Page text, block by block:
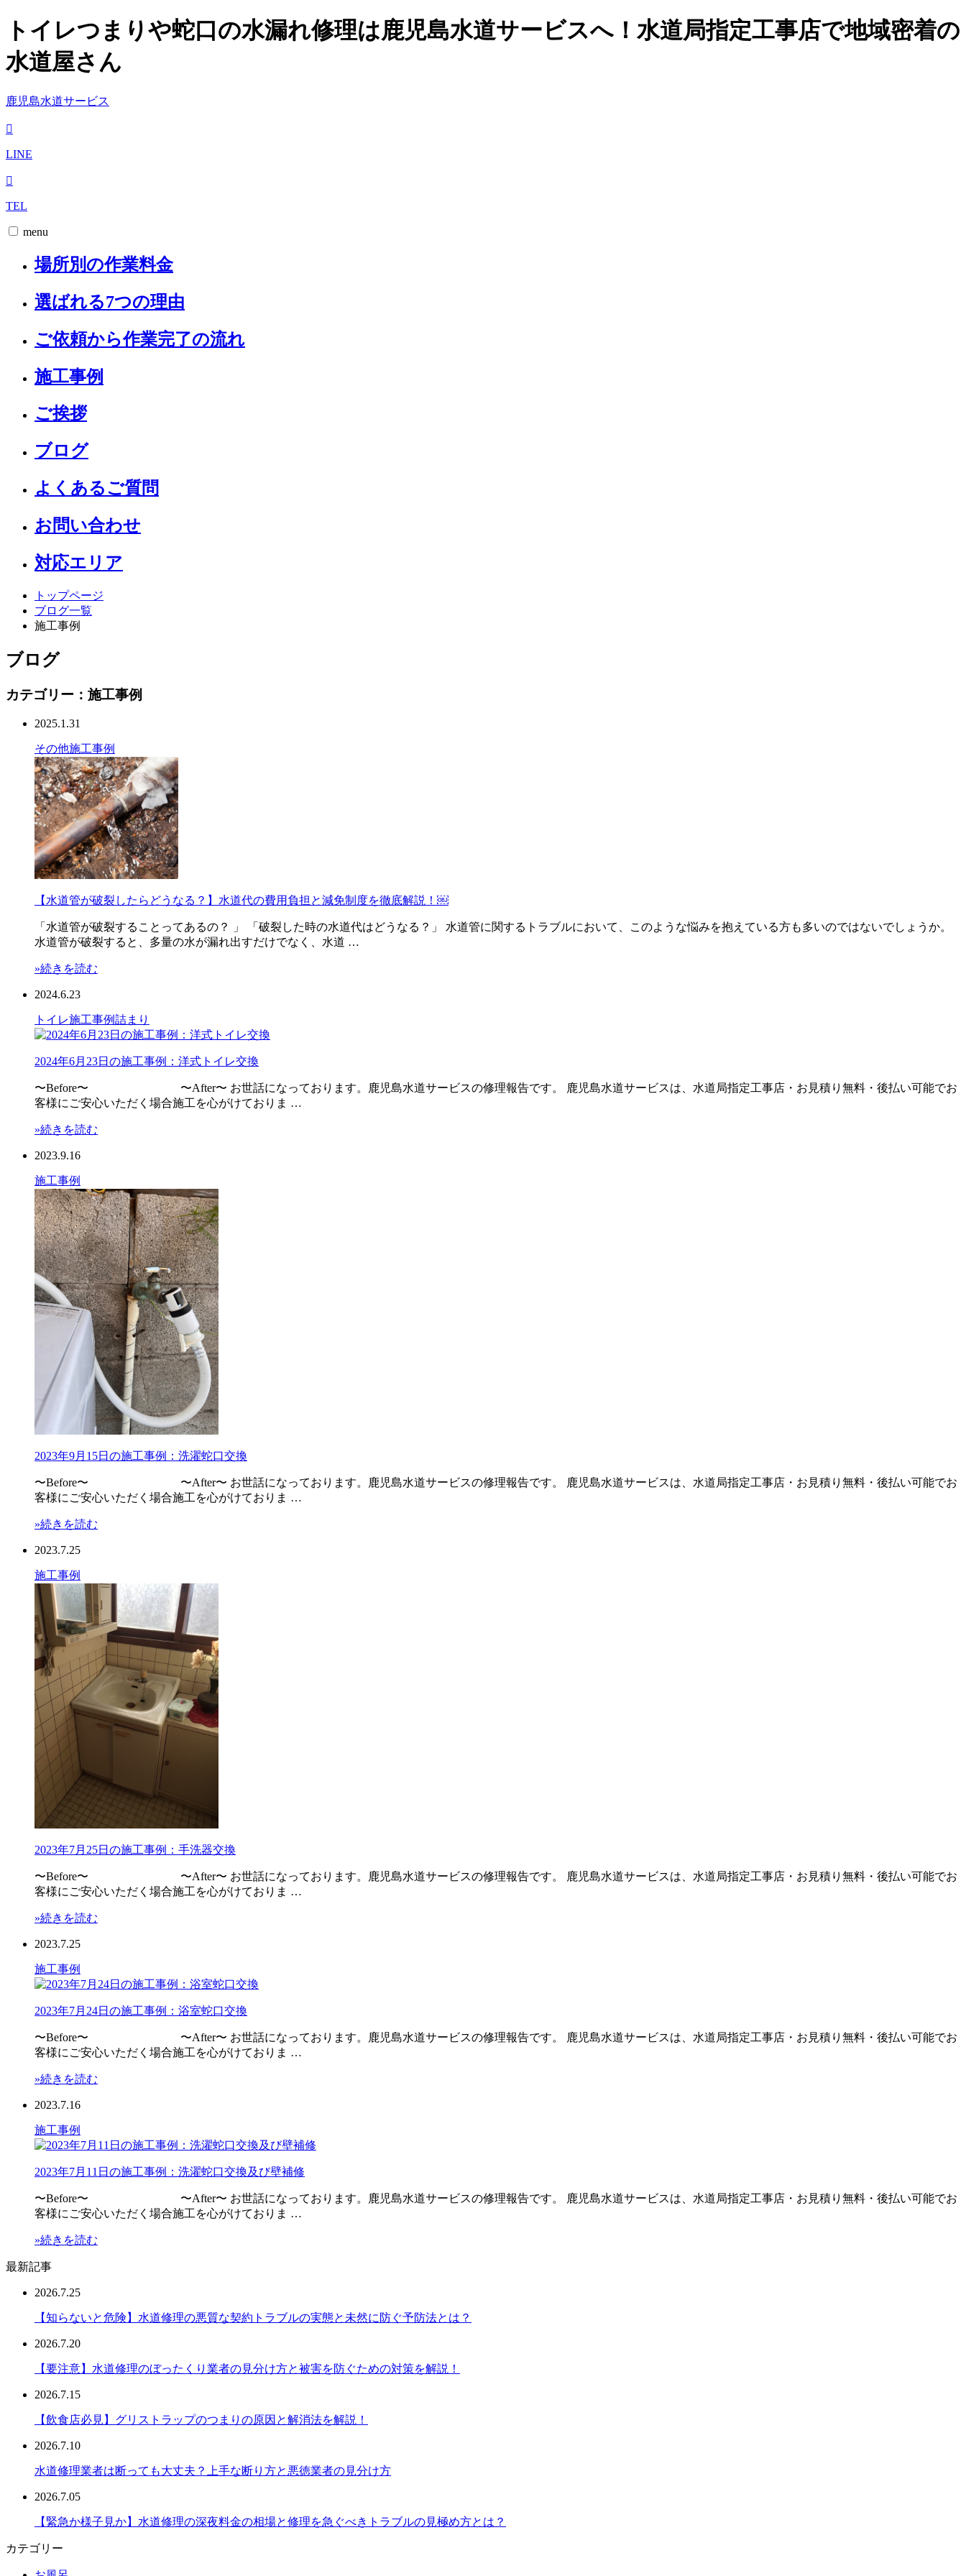
トイレつまりや蛇口の水漏れ修理は鹿児島水道サービスへ！水道局指定工事店で地域密着の
水道屋さん
鹿児島水道サービス
LINE
TEL
menu
場所別の作業料金
選ばれる7つの理由
ご依頼から作業完了の流れ
施工事例
ご挨拶
ブログ
よくあるご質問
お問い合わせ
対応エリア
トップページ
ブログ一覧
施工事例
ブログ
カテゴリー：施工事例
2025.1.31
その他施工事例
【水道管が破裂したらどうなる？】水道代の費用負担と減免制度を徹底解説！￼
「水道管が破裂することってあるの？ 」 「破裂した時の水道代はどうなる？」 水道管に関するトラブルにおいて、このような悩みを抱えている方も多いのではないでしょうか。
水道管が破裂すると、多量の水が漏れ出すだけでなく、水道 …
»続きを読む
2024.6.23
トイレ施工事例詰まり
2024年6月23日の施工事例：洋式トイレ交換
〜Before〜 〜After〜 お世話になっております。鹿児島水道サービスの修理報告です。 鹿児島水道サービスは、水道局指定工事店・お見積り無料・後払い可能でお
客様にご安心いただく場合施工を心がけておりま …
»続きを読む
2023.9.16
施工事例
2023年9月15日の施工事例：洗濯蛇口交換
〜Before〜 〜After〜 お世話になっております。鹿児島水道サービスの修理報告です。 鹿児島水道サービスは、水道局指定工事店・お見積り無料・後払い可能でお
客様にご安心いただく場合施工を心がけておりま …
»続きを読む
2023.7.25
施工事例
2023年7月25日の施工事例：手洗器交換
〜Before〜 〜After〜 お世話になっております。鹿児島水道サービスの修理報告です。 鹿児島水道サービスは、水道局指定工事店・お見積り無料・後払い可能でお
客様にご安心いただく場合施工を心がけておりま …
»続きを読む
2023.7.25
施工事例
2023年7月24日の施工事例：浴室蛇口交換
〜Before〜 〜After〜 お世話になっております。鹿児島水道サービスの修理報告です。 鹿児島水道サービスは、水道局指定工事店・お見積り無料・後払い可能でお
客様にご安心いただく場合施工を心がけておりま …
»続きを読む
2023.7.16
施工事例
2023年7月11日の施工事例：洗濯蛇口交換及び壁補修
〜Before〜 〜After〜 お世話になっております。鹿児島水道サービスの修理報告です。 鹿児島水道サービスは、水道局指定工事店・お見積り無料・後払い可能でお
客様にご安心いただく場合施工を心がけておりま …
»続きを読む
最新記事
2026.7.25
【知らないと危険】水道修理の悪質な契約トラブルの実態と未然に防ぐ予防法とは？
2026.7.20
【要注意】水道修理のぼったくり業者の見分け方と被害を防ぐための対策を解説！
2026.7.15
【飲食店必見】グリストラップのつまりの原因と解消法を解説！
2026.7.10
水道修理業者は断っても大丈夫？上手な断り方と悪徳業者の見分け方
2026.7.05
【緊急か様子見か】水道修理の深夜料金の相場と修理を急ぐべきトラブルの見極め方とは？
カテゴリー